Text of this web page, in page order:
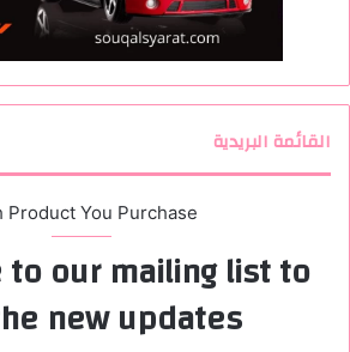
القائمة البريدية
Product You Purchase
to our mailing list to
new updates!